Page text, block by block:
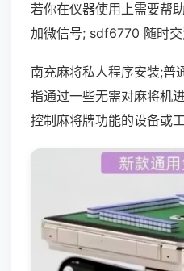
若你在仪器使用上需要帮
加微信号; sdf6770 随时交
南充麻将私人程序安装;普
指通过一些无需对麻将机
控制麻将牌功能的设备或工